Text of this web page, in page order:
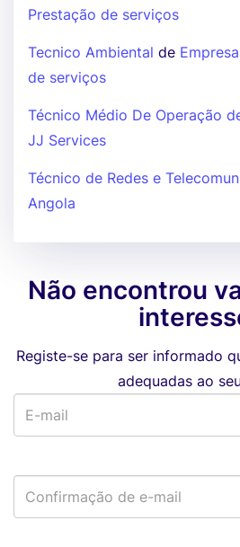
Prestação de serviços
Tecnico Ambiental de
de serviços
Técnico Médio De Operação
JJ Services
Técnico de Redes e
Angola
Não encontrou
Registe-se para ser informado
adequadas ao